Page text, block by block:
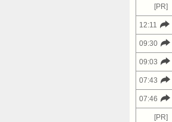
[PR]
12:11
09:30
09:03
07:43
07:46
[PR]